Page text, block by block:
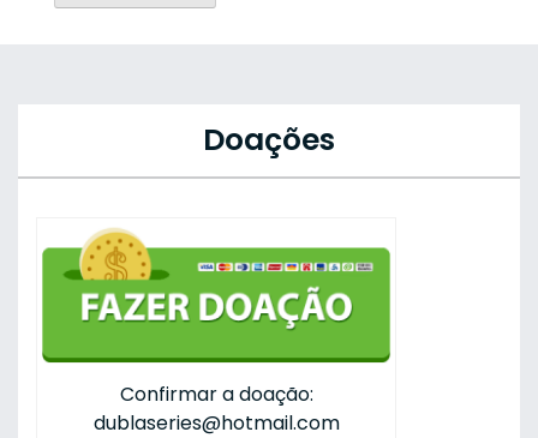
Doações
Confirmar a doação:
dublaseries@hotmail.com